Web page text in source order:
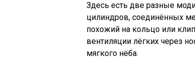
Здесь есть две разные
цилиндров, соединённых
похожий на кольцо или
вентиляции лёгких через
мягкого нёба.